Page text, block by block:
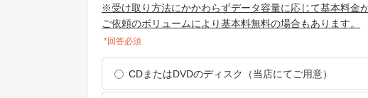
※受け取り方法にかかわらずデータ容量に応じて基本料金
ご依頼のボリュームにより基本料無料の場合もあります。
*回答必須
CDまたはDVDのディスク（当店にてご用意）